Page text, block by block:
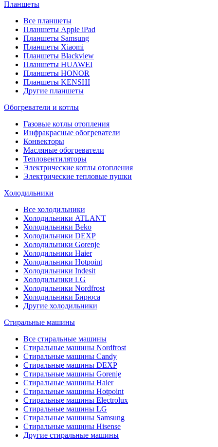
Планшеты
Все планшеты
Планшеты Apple iPad
Планшеты Samsung
Планшеты Xiaomi
Планшеты Blackview
Планшеты HUAWEI
Планшеты HONOR
Планшеты KENSHI
Другие планшеты
Обогреватели и котлы
Газовые котлы отопления
Инфракрасные обогреватели
Конвекторы
Масляные обогреватели
Тепловентиляторы
Электрические котлы отопления
Электрические тепловые пушки
Холодильники
Все холодильники
Холодильники ATLANT
Холодильники Beko
Холодильники DEXP
Холодильники Gorenje
Холодильники Haier
Холодильники Hotpoint
Холодильники Indesit
Холодильники LG
Холодильники Nordfrost
Холодильники Бирюса
Другие холодильники
Стиральные машины
Все стиральные машины
Стиральные машины Nordfrost
Стиральные машины Candy
Стиральные машины DEXP
Стиральные машины Gorenje
Стиральные машины Haier
Стиральные машины Hotpoint
Стиральные машины Electrolux
Стиральные машины LG
Стиральные машины Samsung
Стиральные машины Hisense
Другие стиральные машины